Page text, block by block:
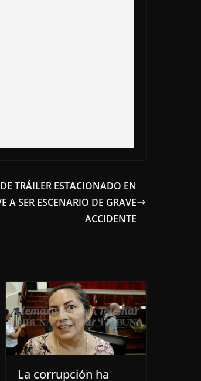
TRÁILER ESTACIONADO EN
A SER ESCENARIO DE GRAVE
ACCIDENTE
La corrupción ha